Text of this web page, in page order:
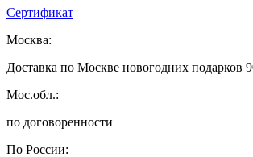
Сертификат
Москва:
Доставка по Москве новогодних подарков
Мос.обл.:
по договоренности
По России: